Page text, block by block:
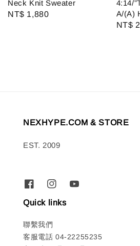
Neck Knit Sweater
Regular
NT$ 1,880
4:14/
A/(A)
NT$
NEXHYPE.COM & STORE
EST. 2009
Quick links
聯繫我們
客服電話 04-22255235